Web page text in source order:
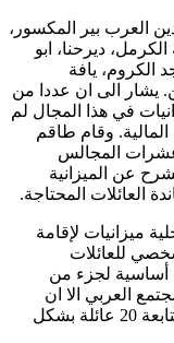
العرب بير المكسور،
ديرحنا، ابو
الكروم، يافة
يشار الى ان عددا من
في هذا المجال لم
المالية. وقام طاقم
عشرات المجالس
عن الميزانية
العائلات المحتاجة.
ميزانيات لإقامة
للعائلات
أساسية لجزء من
العربي الا ان
الوزارات الحكومية خصصت ميزانية فقط لمتابعة 20 عائلة بشكل